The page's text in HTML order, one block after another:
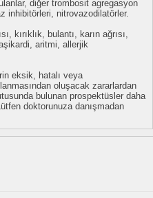
diğer trombosit agregasyon
inhibitörleri, nitrovazodilatörler.
kırıklık, bulantı, karın ağrısı,
aritmi, allerjik
eksik, hatalı veya
oluşacak zararlardan
bulunan prospektüsler daha
doktorunuza danışmadan